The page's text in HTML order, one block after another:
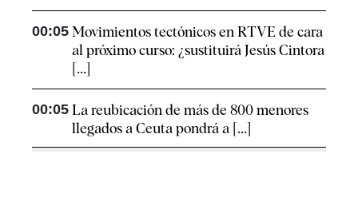
00:05 Movimientos tectónicos en RTVE de cara
al próximo curso: ¿sustituirá Jesús Cintora
[...]
00:05 La reubicación de más de 800 menores
llegados a Ceuta pondrá a [...]